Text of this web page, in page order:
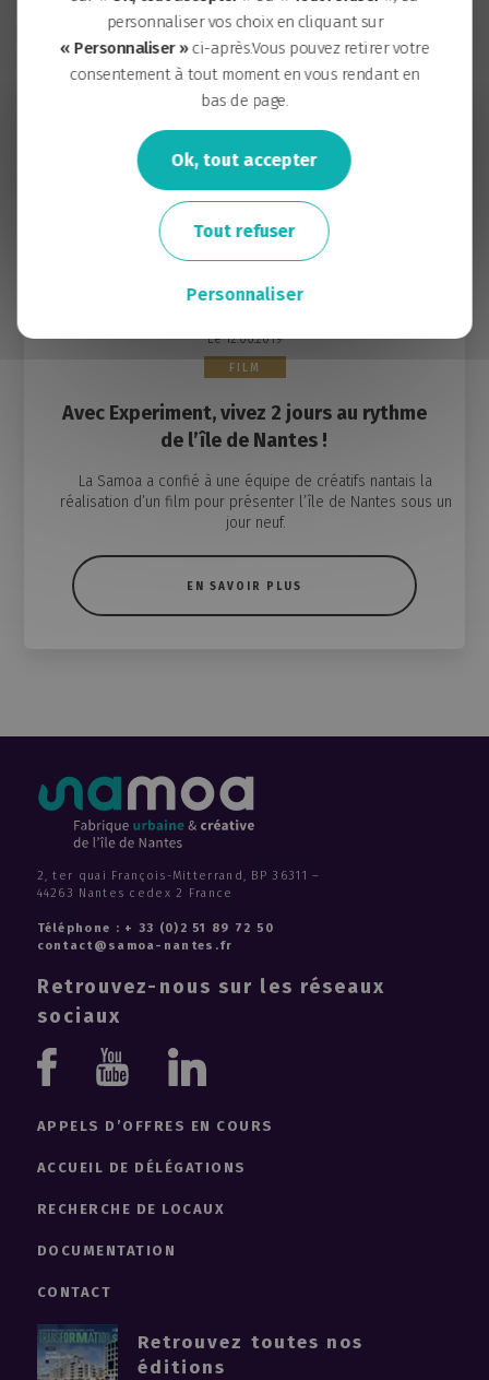
Filtrer par thématique
Filtrer par thématique
Le 12.06.2019
FILM
Avec Experiment, vivez 2 jours au rythme
de l’île de Nantes !
La Samoa a confié à une équipe de créatifs nantais la
réalisation d’un film pour présenter l’île de Nantes sous un
jour neuf.
EN SAVOIR PLUS
2, ter quai François-Mitterrand, BP 36311 –
44263 Nantes cedex 2 France
Téléphone : + 33 (0)2 51 89 72 50
contact@samoa-nantes.fr
Retrouvez-nous sur les réseaux
sociaux
YoutubeLinkedin
APPELS D’OFFRES EN COURS
ACCUEIL DE DÉLÉGATIONS
RECHERCHE DE LOCAUX
DOCUMENTATION
CONTACT
Retrouvez toutes nos
éditions
personnaliser vos choix en cliquant sur
« Personnaliser »ci-après.Vous pouvez retirer votre
consentement à tout moment en vous rendant en
bas de page.
Ok, tout accepter
Tout refuser
Personnaliser